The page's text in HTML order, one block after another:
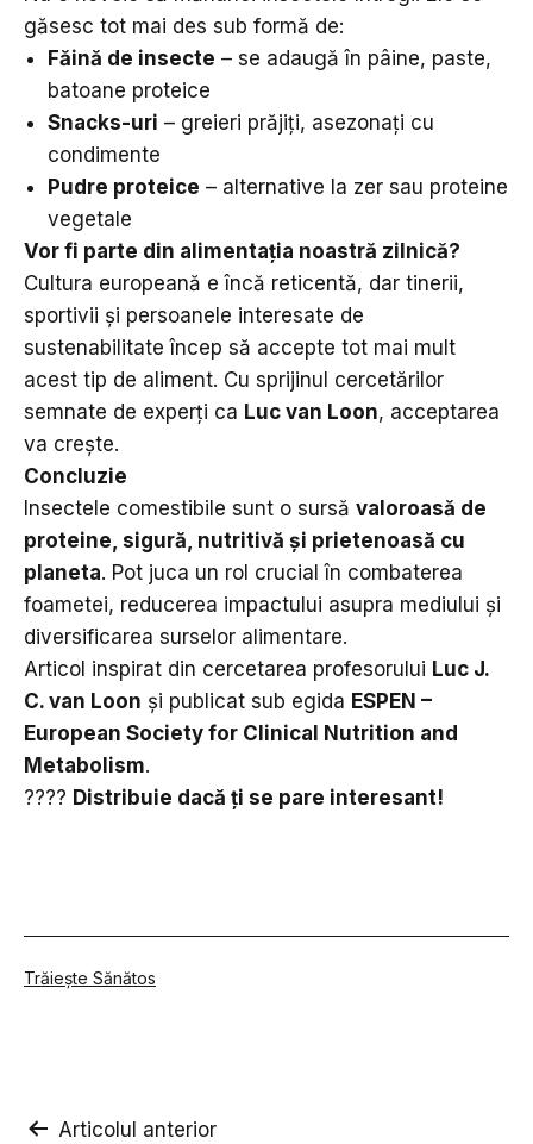
găsesc tot mai des sub formă de:
Făină de insecte – se adaugă în pâine, paste,
batoane proteice
Snacks-uri – greieri prăjiți, asezonați cu
condimente
Pudre proteice – alternative la zer sau proteine
vegetale
Vor fi parte din alimentația noastră zilnică?
Cultura europeană e încă reticentă, dar tinerii,
sportivii și persoanele interesate de
sustenabilitate încep să accepte tot mai mult
acest tip de aliment. Cu sprijinul cercetărilor
semnate de experți ca Luc van Loon, acceptarea
va crește.
Concluzie
Insectele comestibile sunt o sursă valoroasă de
proteine, sigură, nutritivă și prietenoasă cu
planeta. Pot juca un rol crucial în combaterea
foametei, reducerea impactului asupra mediului și
diversificarea surselor alimentare.
Articol inspirat din cercetarea profesorului Luc J.
C. van Loon și publicat sub egida ESPEN –
European Society for Clinical Nutrition and
Metabolism.
???? Distribuie dacă ți se pare interesant!
Din
Trăiește Sănătos
Articolul anterior